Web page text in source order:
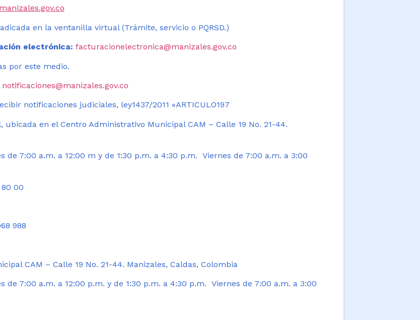
en la ventanilla virtual (Trámite, servicio o PQRSD.)
electrónica: facturacionelectronica@manizales.gov.co
por este medio.
notificaciones@manizales.gov.co
notificaciones judiciales, ley1437/2011 «ARTICULO197
ubicada en el Centro Administrativo Municipal CAM – Calle 19 No. 21-44.
de 7:00 a.m. a 12:00 m y de 1:30 p.m. a 4:30 p.m. Viernes de 7:00 a.m. a 3:00
80 00
988
CAM – Calle 19 No. 21-44. Manizales, Caldas, Colombia
de 7:00 a.m. a 12:00 p.m. y de 1:30 p.m. a 4:30 p.m. Viernes de 7:00 a.m. a 3:00